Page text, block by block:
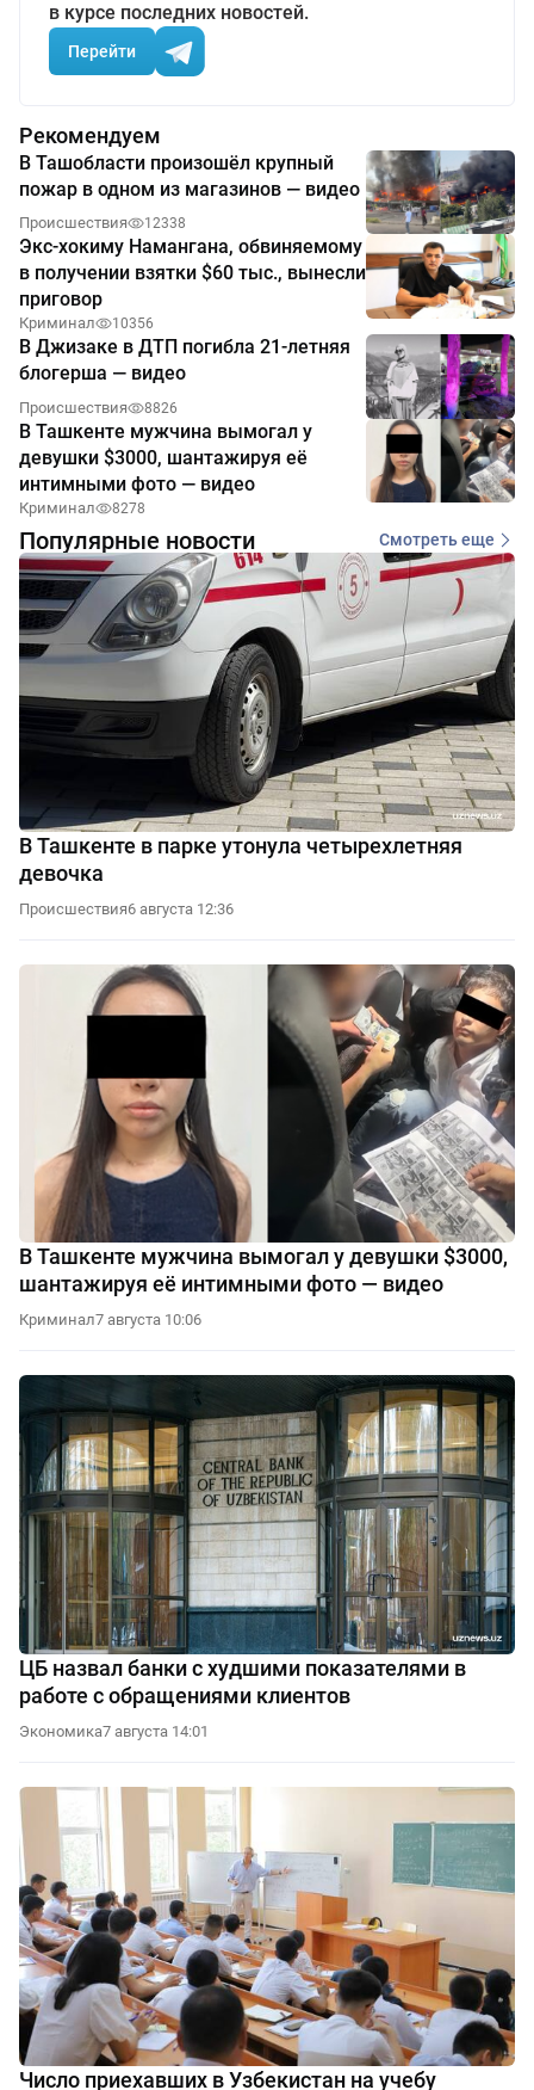
в курсе последних новостей.
Перейти
Рекомендуем
В Ташобласти произошёл крупный
пожар в одном из магазинов — видео
Происшествия 12338
Экс-хокиму Намангана, обвиняемому
в получении взятки $60 тыс., вынесли
приговор
Криминал 10356
В Джизаке в ДТП погибла 21-летняя
блогерша — видео
Происшествия 8826
В Ташкенте мужчина вымогал у
девушки $3000, шантажируя её
интимными фото — видео
Криминал 8278
Популярные новости Смотреть еще
В Ташкенте в парке утонула четырехлетняя
девочка
Происшествия6 августа 12:36
В Ташкенте мужчина вымогал у девушки $3000,
шантажируя её интимными фото — видео
Криминал7 августа 10:06
ЦБ назвал банки с худшими показателями в
работе с обращениями клиентов
Экономика7 августа 14:01
Число приехавших в Узбекистан на учебу